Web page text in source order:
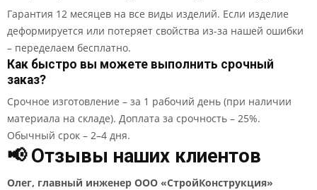
Гарантия 12 месяцев на все виды изделий. Если изделие
деформируется или потеряет свойства из-за нашей ошибки
– переделаем бесплатно.
Как быстро вы можете выполнить срочный
заказ?
Срочное изготовление – за 1 рабочий день (при наличии
материала на складе). Доплата за срочность – 25%.
Обычный срок – 2–4 дня.
📢 Отзывы наших клиентов
Олег, главный инженер ООО «СтройКонструкция»